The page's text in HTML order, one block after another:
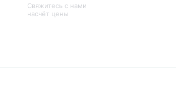
Свяжитесь с нами
насчёт цены